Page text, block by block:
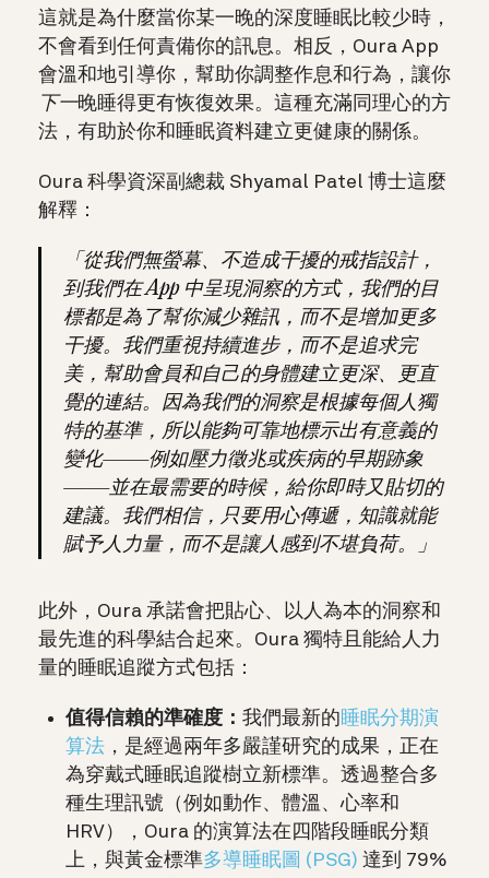
這就是為什麼當你某一晚的深度睡眠比較少時，
不會看到任何責備你的訊息。相反，Oura App
會溫和地引導你，幫助你調整作息和行為，讓你
下一晚睡得更有恢復效果。這種充滿同理心的方
法，有助於你和睡眠資料建立更健康的關係。
Oura 科學資深副總裁 Shyamal Patel 博士這麼
解釋：
「從我們無螢幕、不造成干擾的戒指設計，
到我們在 App 中呈現洞察的方式，我們的目
標都是為了幫你減少雜訊，而不是增加更多
干擾。我們重視持續進步，而不是追求完
美，幫助會員和自己的身體建立更深、更直
覺的連結。因為我們的洞察是根據每個人獨
特的基準，所以能夠可靠地標示出有意義的
變化——例如壓力徵兆或疾病的早期跡象
——並在最需要的時候，給你即時又貼切的
建議。我們相信，只要用心傳遞，知識就能
賦予人力量，而不是讓人感到不堪負荷。」
此外，Oura 承諾會把貼心、以人為本的洞察和
最先進的科學結合起來。Oura 獨特且能給人力
量的睡眠追蹤方式包括：
值得信賴的準確度： 我們最新的睡眠分期演
算法 ，是經過兩年多嚴謹研究的成果，正在
為穿戴式睡眠追蹤樹立新標準。透過整合多
種生理訊號（例如動作、體溫、心率和
HRV），Oura 的演算法在四階段睡眠分類
上，與黃金標準多導睡眠圖 (PSG) 達到 79%